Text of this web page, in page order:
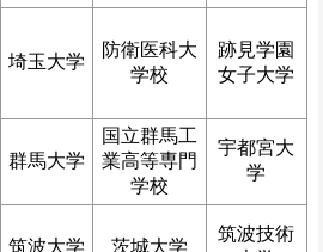
埼玉大学
防衛医科大
学校
跡見学園
女子大学
群馬大学
国立群馬工
業高等専門
学校
宇都宮大
学
筑波大学 茨城大学
筑波技術